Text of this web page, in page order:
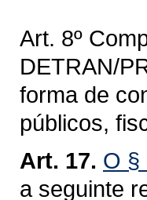
Art. 8º
DETRAN/
forma de
públicos,
Art. 17. O §
a seguinte